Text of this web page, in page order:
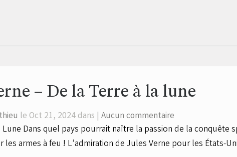
– De la Terre à la lune
le Oct 21, 2024 dans | Aucun commentaire
Lune Dans quel pays pourrait naître la passion de la conquête
les armes à feu ! L’admiration de Jules Verne pour les États-